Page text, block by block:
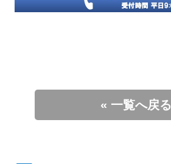
« 一覧へ戻る